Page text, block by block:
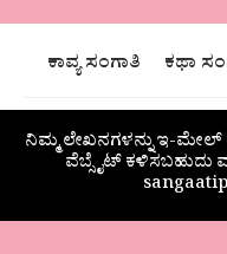
ಕಾವ್ಯ ಸಂಗಾತಿ ಕಥಾ
ನಿಮ್ಮ ಲೇಖನಗಳನ್ನು ಇ-
ವೆಬ್ಸೈಟ್ ಕಳಿಸಬಹುದು